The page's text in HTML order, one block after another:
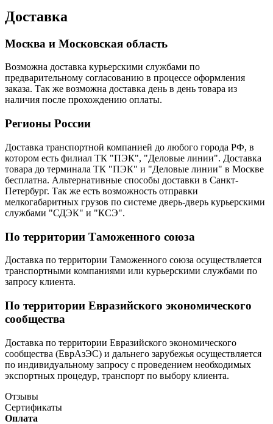
Доставка
Москва и Московская область
Возможна доставка курьерскими службами по
предварительному согласованию в процессе оформления
заказа. Так же возможна доставка день в день товара из
наличия после прохождению оплаты.
Регионы России
Доставка транспортной компанией до любого города РФ, в
котором есть филиал ТК "ПЭК", "Деловые линии". Доставка
товара до терминала ТК "ПЭК" и "Деловые линии" в Москве
бесплатна. Альтернативные способы доставки в Санкт-
Петербург. Так же есть возможность отправки
мелкогабаритных грузов по системе дверь-дверь курьерскими
службами "СДЭК" и "КСЭ".
По территории Таможенного союза
Доставка по территории Таможенного союза осуществляется
транспортными компаниями или курьерскими службами по
запросу клиента.
По территории Евразийского экономического
сообщества
Доставка по территории Евразийского экономического
сообщества (ЕврАзЭС) и дальнего зарубежья осуществляется
по индивидуальному запросу с проведением необходимых
экспортных процедур, транспорт по выбору клиента.
Отзывы
Сертификаты
Оплата